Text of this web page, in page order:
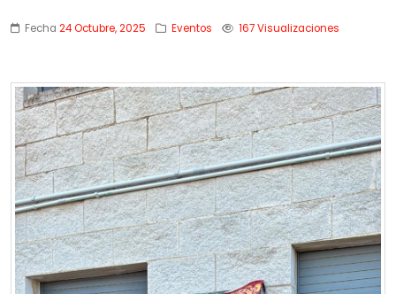
Fecha 24 Octubre, 2025 Eventos 167 Visualizaciones